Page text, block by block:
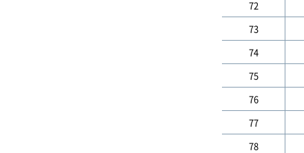
72
73
74
75
76
77
78